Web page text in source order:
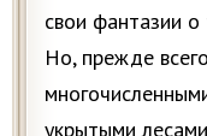
свои фантазии
Но, прежде
укрытыми